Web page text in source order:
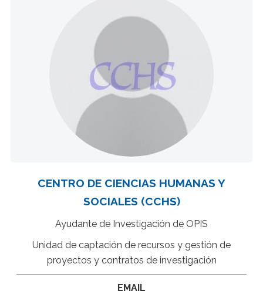
CENTRO DE CIENCIAS HUMANAS Y
SOCIALES (CCHS)
Ayudante de Investigación de OPIS
Unidad de captación de recursos y gestión de
proyectos y contratos de investigación
EMAIL